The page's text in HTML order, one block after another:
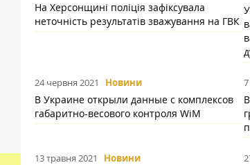
На Херсонщині поліція зафіксувала
неточність результатів зважування на ГВК
24 червня 2021 Новини
В Украине открыли данные с комплексов
габаритно-весового контроля WiM
13 травня 2021 Новини